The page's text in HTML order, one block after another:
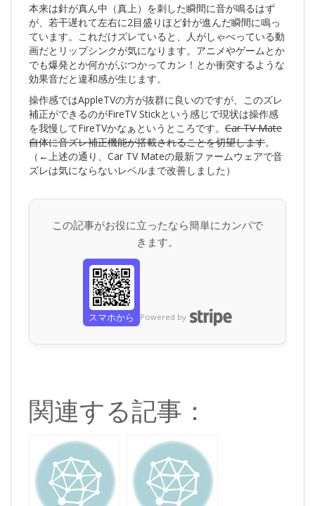
本来は針が真ん中（真上）を刺した瞬間に音が鳴るはず
が、若干遅れて左右に2目盛りほど針が進んだ瞬間に鳴っ
ています。これだけズレていると、人がしゃべっている動
画だとリップシンクが気になります。アニメやゲームとか
でも爆発とか何かがぶつかってカン！とか衝突するような
効果音だと違和感が生じます。
操作感ではAppleTVの方が抜群に良いのですが、このズレ
補正ができるのがFireTV Stickという感じで現状は操作感
を我慢してFireTVかなぁというところです。 Car TV Mate
自体に音ズレ補正機能が搭載されることを切望します。
（←上述の通り、Car TV Mateの最新ファームウェアで音
ズレは気にならないレベルまで改善しました）
この記事がお役に立ったなら簡単にカンパで
きます。
スマホから Powered by
関連する記事：